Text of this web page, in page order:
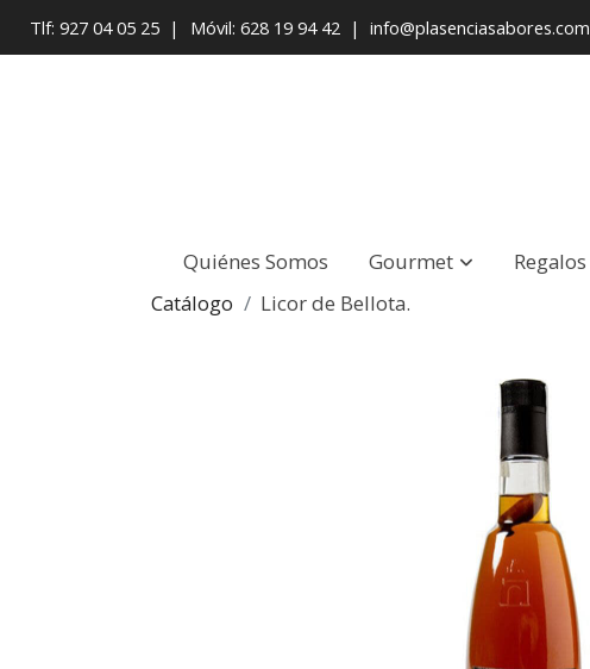
Tlf: 927 04 05 25 | Móvil: 628 19 94 42 | info@plasenciasabores.com
Quiénes Somos Gourmet Regalos
Catálogo
Licor de Bellota.